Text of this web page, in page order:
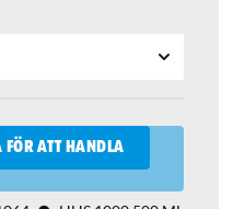
FÖR ATT HANDLA
I VARUKORGEN